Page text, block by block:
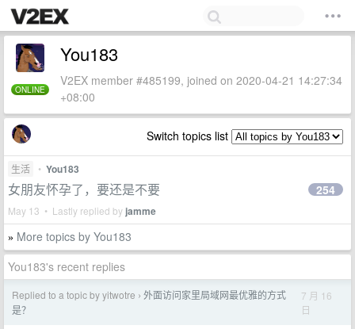
ONLINE
You183
V2EX member #485199, joined on 2020-04-21 14:27:34
+08:00
Switch topics list
生活 • You183
女朋友怀孕了，要还是不要
May 13 • Lastly replied by jamme
254
» More topics by You183
You183's recent replies
Replied to a topic by yitwotre › 外面访问家里局域网最优雅的方式
是？
7 月 16
日